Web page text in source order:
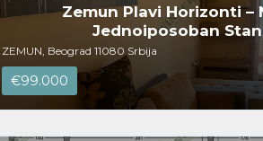
Zemun Plavi Horizonti –
Jednoiposoban Stan
ZEMUN, Beograd 11080 Srbija
€99.000